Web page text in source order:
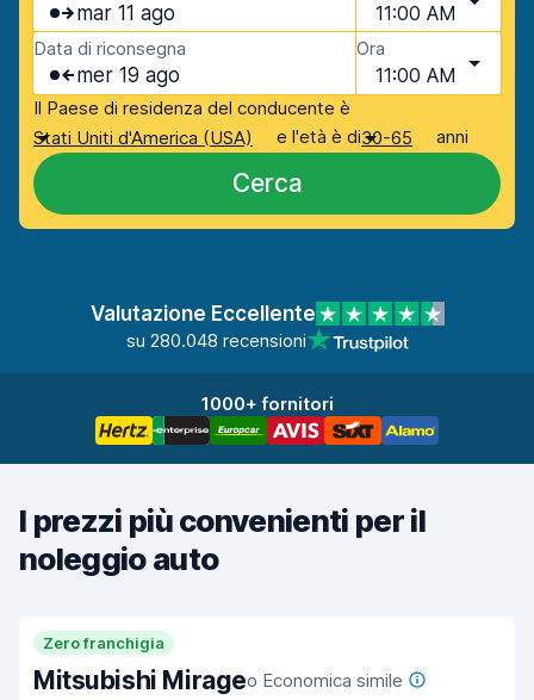
mar 11 ago 11:00 AM
Data di riconsegna
mer 19 ago
Ora
11:00 AM
Il Paese di residenza del conducente è
Stati Uniti d'America (USA)
e l'età è di30-65 anni
Cerca
Valutazione Eccellente
su 280.048 recensioni
1000+ fornitori
I prezzi più convenienti per il
noleggio auto
Zero franchigia
Mitsubishi Mirageo Economica simile